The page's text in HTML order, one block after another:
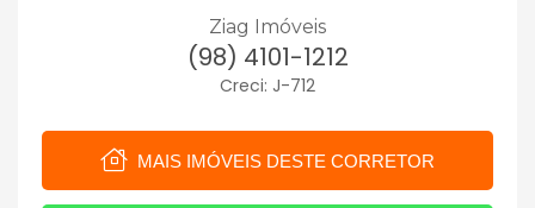
Ziag Imóveis
(98) 4101-1212
Creci: J-712
MAIS IMÓVEIS DESTE CORRETOR